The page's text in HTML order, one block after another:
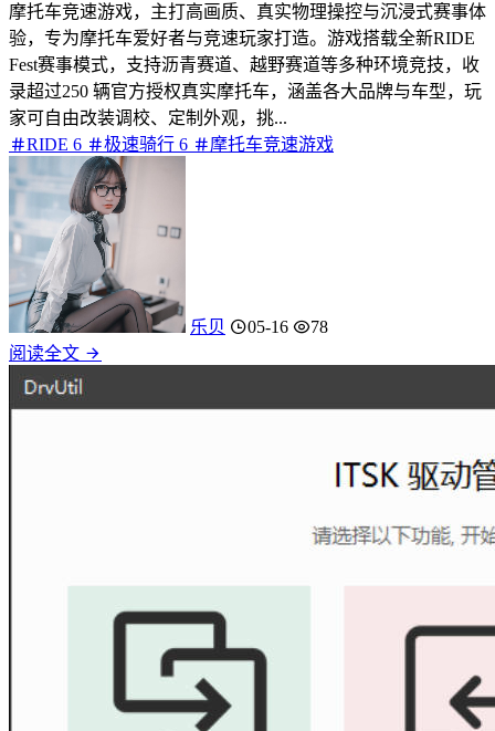
摩托车竞速游戏，主打高画质、真实物理操控与沉浸式赛事体
验，专为摩托车爱好者与竞速玩家打造。游戏搭载全新RIDE
Fest赛事模式，支持沥青赛道、越野赛道等多种环境竞技，收
录超过250 辆官方授权真实摩托车，涵盖各大品牌与车型，玩
家可自由改装调校、定制外观，挑...
RIDE 6
极速骑行 6 摩托车竞速游戏
乐贝 05-16
78
阅读全文